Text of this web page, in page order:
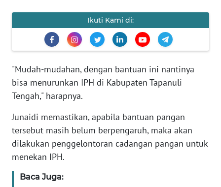
Ikuti Kami di:
"Mudah-mudahan, dengan bantuan ini nantinya
bisa menurunkan IPH di Kabupaten Tapanuli
Tengah," harapnya.
Junaidi memastikan, apabila bantuan pangan
tersebut masih belum berpengaruh, maka akan
dilakukan penggelontoran cadangan pangan untuk
menekan IPH.
Baca Juga:
KAMI
MEDIA
REDAKSI
KARIR
DISCLAIMER
Wahana